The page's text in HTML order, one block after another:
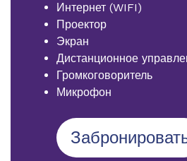
Интернет (WIFI)
Проектор
Экран
Дистанционное
Громкоговоритель
Микрофон